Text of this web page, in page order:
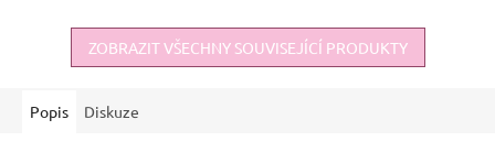
ZOBRAZIT VŠECHNY SOUVISEJÍCÍ PRODUKTY
Popis Diskuze